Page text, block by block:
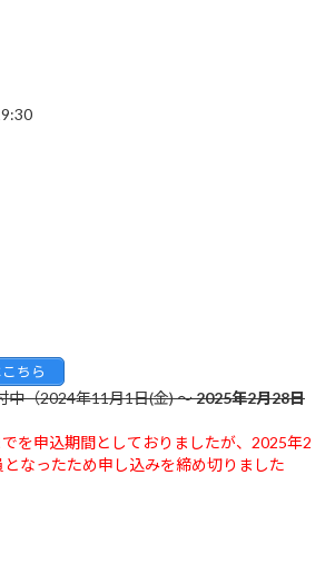
ちら
（2024年11月1日(金) ～2025年2月28日
を申込期間としておりましたが、2025年2
なったため申し込みを締め切りました